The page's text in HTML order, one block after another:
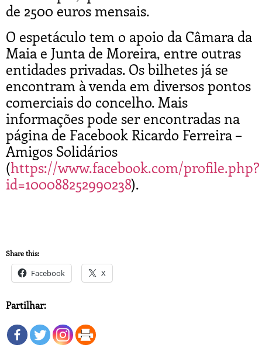
de 2500 euros mensais.
O espetáculo tem o apoio da Câmara da
Maia e Junta de Moreira, entre outras
entidades privadas. Os bilhetes já se
encontram à venda em diversos pontos
comerciais do concelho. Mais
informações pode ser encontradas na
página de Facebook Ricardo Ferreira –
Amigos Solidários
(https://www.facebook.com/profile.php?
id=100088252990238).
Share this:
Facebook X
Partilhar: